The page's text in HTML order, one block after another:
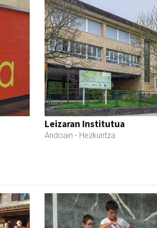
Leizaran Institutua
Andoain - Hezkuntza